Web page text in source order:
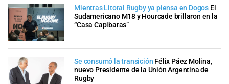
Mientras Litoral Rugby ya piensa en Dogos El
Sudamericano M18 y Hourcade brillaron en la
“Casa Capibaras”
Se consumó la transición Félix Páez Molina,
nuevo Presidente de la Unión Argentina de
Rugby